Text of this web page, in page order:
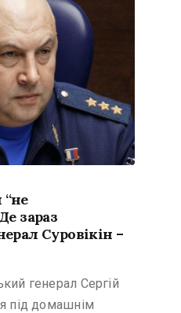
зараз
Суровікін –
генерал Сергій
під домашнім